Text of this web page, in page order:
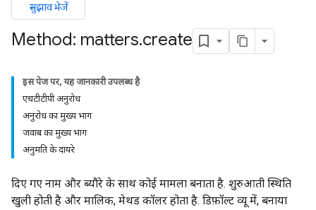
सुझाव भेजें
Method: matters.create
इस पेज पर, यह जानकारी उपलब्ध है
एचटीटीपी अनुरोध
अनुरोध का मुख्य भाग
जवाब का मुख्य भाग
अनुमति के दायरे
दिए गए नाम और ब्यौरे के साथ कोई मामला बनाता है. शुरुआती स्थिति
खुली होती है और मालिक, मेथड कॉलर होता है. डिफ़ॉल्ट व्यू में, बनाया